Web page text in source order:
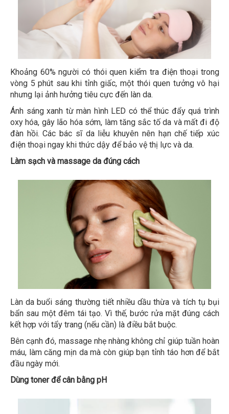
Khoảng 60% người có thói quen kiểm tra điện thoại trong
vòng 5 phút sau khi tỉnh giấc, một thói quen tưởng vô hại
nhưng lại ảnh hưởng tiêu cực đến làn da.
Ánh sáng xanh từ màn hình LED có thể thúc đẩy quá trình
oxy hóa, gây lão hóa sớm, làm tăng sắc tố da và mất đi độ
đàn hồi. Các bác sĩ da liễu khuyên nên hạn chế tiếp xúc
điện thoại ngay khi thức dậy để bảo vệ thị lực và da.
Làm sạch và massage da đúng cách
Làn da buổi sáng thường tiết nhiều dầu thừa và tích tụ bụi
bẩn sau một đêm tái tạo. Vì thế, bước rửa mặt đúng cách
kết hợp với tẩy trang (nếu cần) là điều bắt buộc.
Bên cạnh đó, massage nhẹ nhàng không chỉ giúp tuần hoàn
máu, làm căng mịn da mà còn giúp bạn tỉnh táo hơn để bắt
đầu ngày mới.
Dùng toner để cân bằng pH